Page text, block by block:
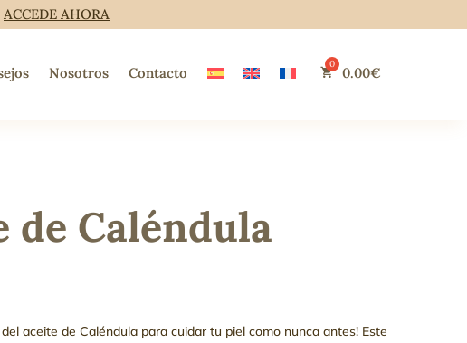
ACCEDE AHORA
Nosotros Contacto 0.00€
de Caléndula
aceite de Caléndula para cuidar tu piel como nunca antes! Este